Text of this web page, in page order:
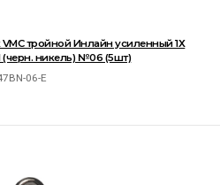
тройной Инлайн усиленный 1Х
(черн. никель) №06 (5шт)
06-E